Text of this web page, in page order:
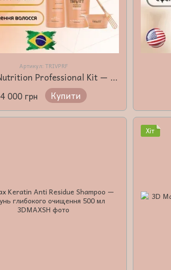
Артикул: TRIVPRF
Trivitt Nutrition Professional Kit — Професійний набір для інтенсивного живлення волосся
4 000 грн
Купити
Хіт